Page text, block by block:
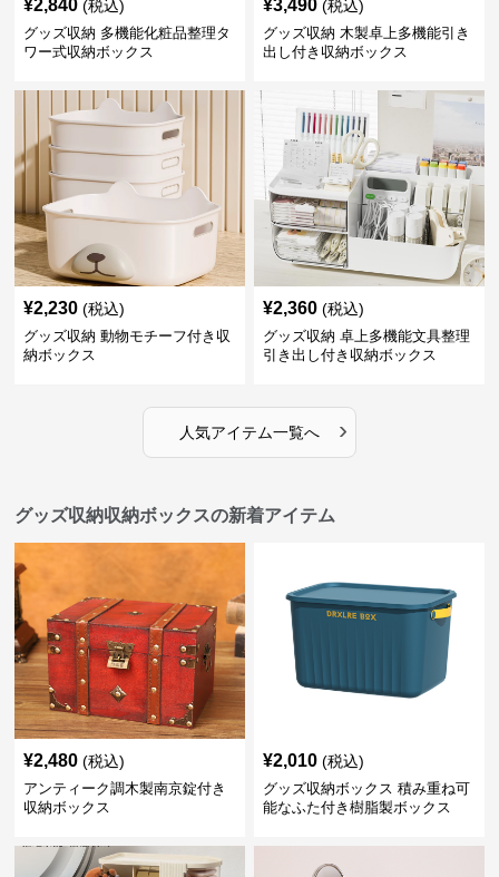
¥2,840 (税込)
グッズ収納 多機能化粧品整理タ
ワー式収納ボックス
¥3,490 (税込)
グッズ収納 木製卓上多機能引き
出し付き収納ボックス
¥2,230 (税込)
グッズ収納 動物モチーフ付き収
納ボックス
¥2,360 (税込)
グッズ収納 卓上多機能文具整理
引き出し付き収納ボックス
人気アイテム一覧へ ›
グッズ収納収納ボックスの新着アイテム
¥2,480 (税込)
アンティーク調木製南京錠付き
収納ボックス
¥2,010 (税込)
グッズ収納ボックス 積み重ね可
能なふた付き樹脂製ボックス